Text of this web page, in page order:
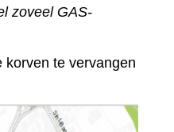
zoveel GAS-
korven te vervangen